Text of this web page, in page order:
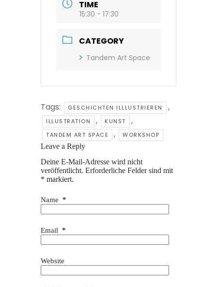
TIME
15:30 - 17:30
CATEGORY
Tandem Art Space
Tags: GESCHICHTEN ILLLUSTRIEREN ,
ILLUSTRATION , KUNST ,
TANDEM ART SPACE , WORKSHOP
Leave a Reply
Deine E-Mail-Adresse wird nicht
veröffentlicht. Erforderliche Felder sind mit
* markiert.
Name *
Email *
Website